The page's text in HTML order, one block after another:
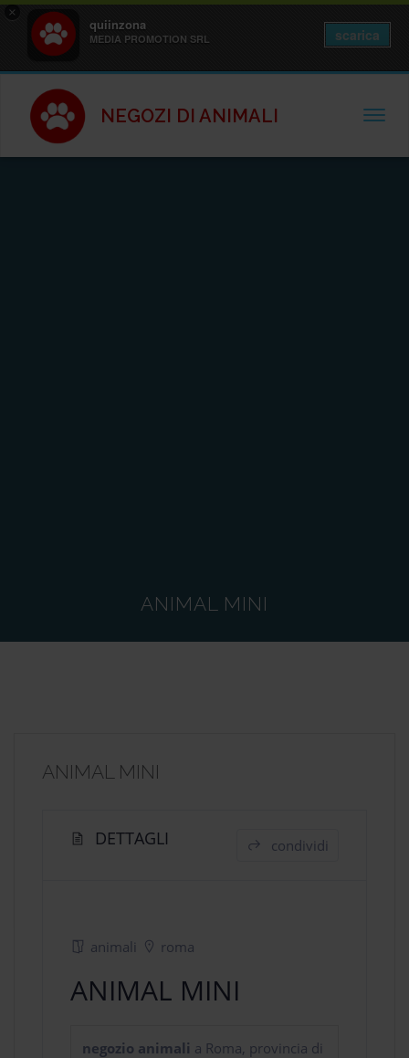
×
quiinzona
MEDIA PROMOTION SRL scarica
NEGOZI DI ANIMALI
ANIMAL MINI
ANIMAL MINI
DETTAGLI condividi
animali roma
ANIMAL MINI
negozio animali a Roma, provincia di